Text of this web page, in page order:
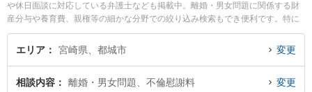
や休日面談に対応している弁護士なども掲載中。離婚・男女問題に関係する財
産分与や養育費、親権等の細かな分野での絞り込み検索もでき便利です。特に
佐々木健法律事務所の佐々木 健弁護士や近藤和弘法律事務所の近藤 和弘弁護士
のプロフィール情報や弁護士費用、強みなどが注目されています。『都城市で
相談無料で不倫慰謝料を法律相談できる都城市内の弁護士に相談予約したい』
エリア 宮崎県、都城市 変更
相談内容 離婚・男女問題、不倫慰謝料 変更